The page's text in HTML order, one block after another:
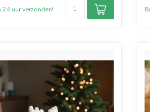
24 uur verzonden!